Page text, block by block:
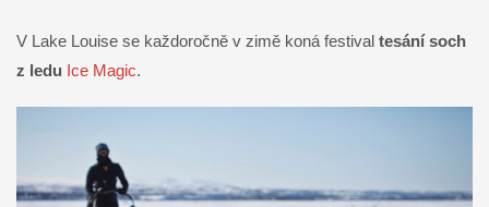
V Lake Louise se každoročně v zimě koná festival tesání soch
z ledu Ice Magic.